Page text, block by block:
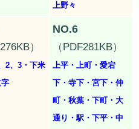
上野々
）
2、3・下米
NO.6
（PDF281KB）
上平・上町・愛宕
下・寺下・宮下・仲
町・秋葉・下町・大
通り・駅・下平・中